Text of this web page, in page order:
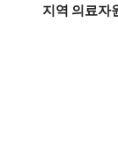
지역 의료자